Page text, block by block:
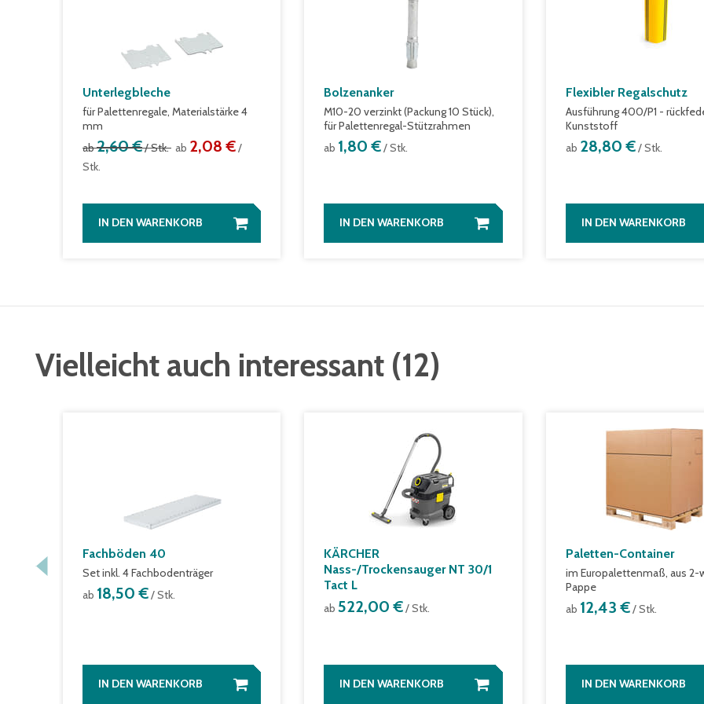
Unterlegbleche
für Palettenregale, Materialstärke 4
mm
ab2,60 €/ Stk. ab 2,08 €/
Stk.
IN DEN WARENKORB
Bolzenanker
M10-20 verzinkt (Packung 10 Stück),
für Palettenregal-Stützrahmen
ab 1,80 €/ Stk.
IN DEN WARENKORB
Flexibler Regalschutz
Ausführung 400/P1 -
Kunststoff
ab 28,80 €/ Stk.
IN DEN WARENKORB
Vielleicht auch interessant (12)
Fachböden 40
Set inkl. 4 Fachbodenträger
ab 18,50 €/ Stk.
IN DEN WARENKORB
KÄRCHER
Nass-/Trockensauger NT 30/1
Tact L
ab522,00 €/ Stk.
IN DEN WARENKORB
Paletten-Container
im Europalettenmaß, aus 2-
Pappe
ab 12,43 €/ Stk.
IN DEN WARENKORB